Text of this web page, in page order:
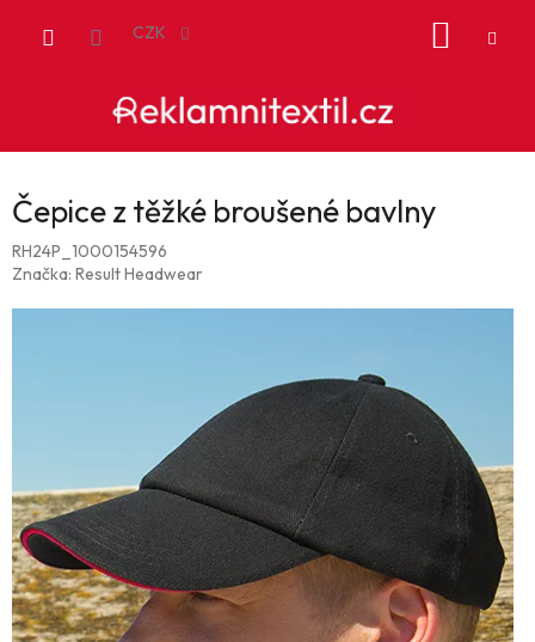
CZK
Čepice z těžké broušené bavlny
RH24P_1000154596
Značka: Result Headwear